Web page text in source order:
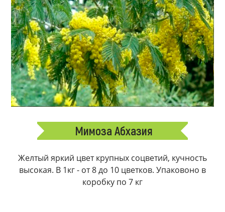
Мимоза Абхазия
Желтый яркий цвет крупных соцветий, кучность
высокая. В 1кг - от 8 до 10 цветков. Упаковоно в
коробку по 7 кг